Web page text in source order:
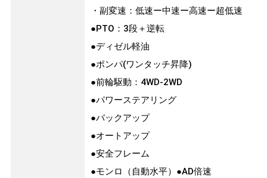
・副変速：低速ー中速ー高速ー超低速
●PTO：3段＋逆転
●ディゼル軽油
●ポンパ(ワンタッチ昇降)
●前輪駆動：4WD-2WD
●パワーステアリング
●バックアップ
●オートアップ
●安全フレーム
●モンロ（自動水平）●AD倍速